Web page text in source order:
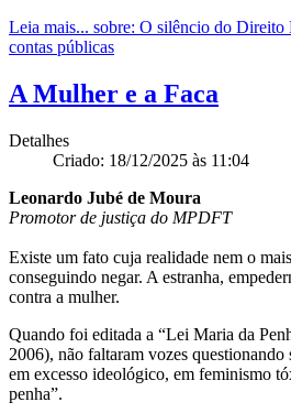
Leia mais... sobre: O silêncio do Direito
contas públicas
A Mulher e a Faca
Detalhes
Criado: 18/12/2025 às 11:04
Leonardo Jubé de Moura
Promotor de justiça do MPDFT
Existe um fato cuja realidade nem o
conseguindo negar. A estranha,
contra a mulher.
Quando foi editada a “Lei Maria da
2006), não faltaram vozes questionando
em excesso ideológico, em feminismo
penha”.